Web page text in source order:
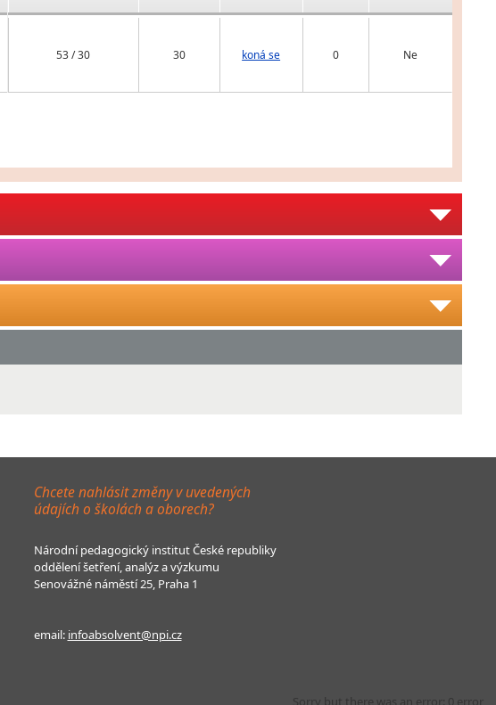
53 / 30 30 koná se 0 Ne
Sorry but there was an error: 0 error
Chcete nahlásit změny v uvedených
údajích o školách a oborech?
Národní pedagogický institut České republiky
oddělení šetření, analýz a výzkumu
Senovážné náměstí 25, Praha 1
email: infoabsolvent@npi.cz